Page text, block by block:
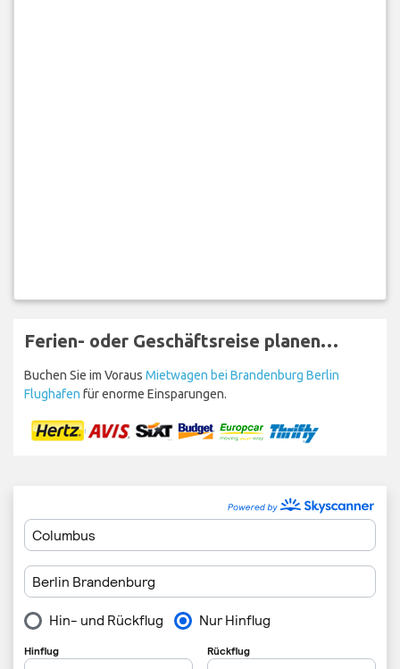
Ferien- oder Geschäftsreise planen…
Buchen Sie im Voraus Mietwagen bei Brandenburg Berlin
Flughafen für enorme Einsparungen.